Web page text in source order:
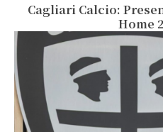
Cagliari Calcio:
Home